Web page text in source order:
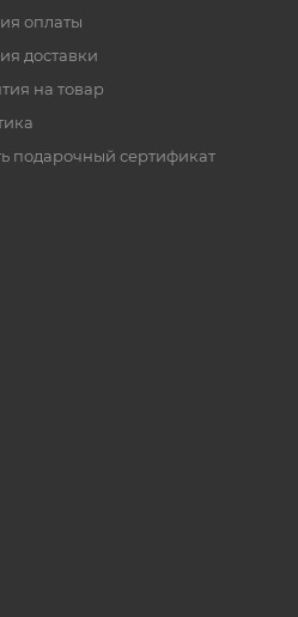
оплаты
доставки
на товар
подарочный сертификат